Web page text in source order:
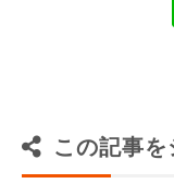
この記事を